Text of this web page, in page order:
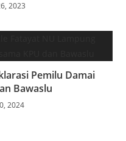
2023
Pemilu Damai
Bawaslu
2024